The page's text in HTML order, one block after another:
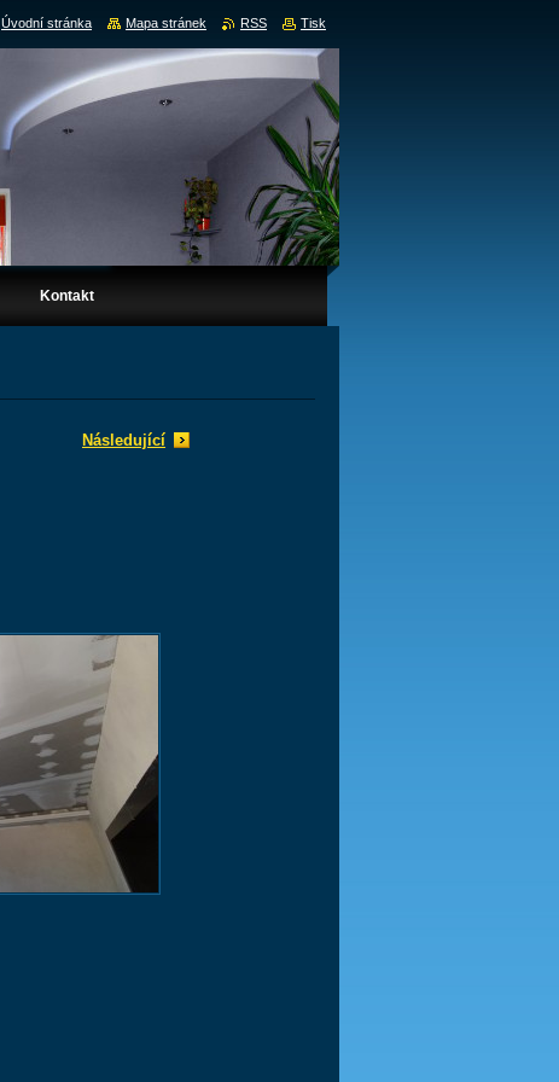
Kontakt
Následující
Úvodní stránka Mapa stránek RSS Tisk